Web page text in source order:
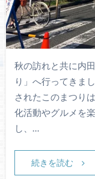
秋の訪れと共に内
り」へ行ってきま
されたこのまつり
化活動やグルメを
し、…
続きを読む